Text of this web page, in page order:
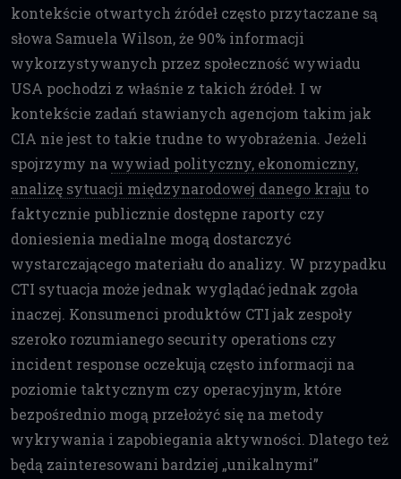
kontekście otwartych źródeł często przytaczane są
słowa Samuela Wilson, że 90% informacji
wykorzystywanych przez społeczność wywiadu
USA pochodzi z właśnie z takich źródeł. I w
kontekście zadań stawianych agencjom takim jak
CIA nie jest to takie trudne to wyobrażenia. Jeżeli
spojrzymy na wywiad polityczny, ekonomiczny,
analizę sytuacji międzynarodowej danego kraju to
faktycznie publicznie dostępne raporty czy
doniesienia medialne mogą dostarczyć
wystarczającego materiału do analizy. W przypadku
CTI sytuacja może jednak wyglądać jednak zgoła
inaczej. Konsumenci produktów CTI jak zespoły
szeroko rozumianego security operations czy
incident response oczekują często informacji na
poziomie taktycznym czy operacyjnym, które
bezpośrednio mogą przełożyć się na metody
wykrywania i zapobiegania aktywności. Dlatego też
będą zainteresowani bardziej „unikalnymi”